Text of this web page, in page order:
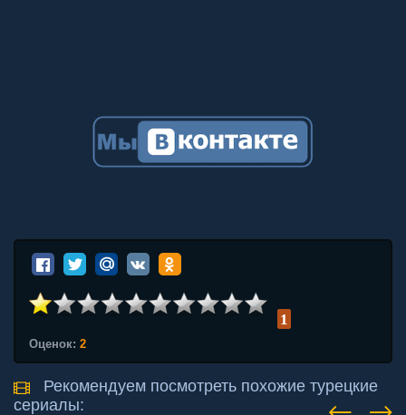
1
Оценок: 2
Рекомендуем посмотреть похожие турецкие
сериалы: